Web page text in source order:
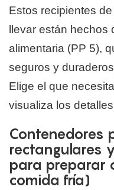
Estos recipientes
llevar están hechos
alimentaria (PP 5),
seguros y
Elige el que
visualiza los
Contenedores
rectangulares
para preparar
comida fría)